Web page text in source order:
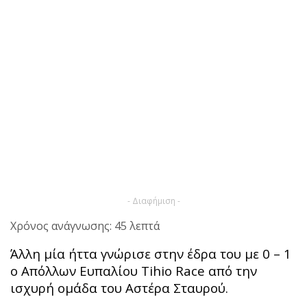
- Διαφήμιση -
Χρόνος ανάγνωσης: 45 λεπτά
Άλλη μία ήττα γνώρισε στην έδρα του με 0 – 1
ο Απόλλων Ευπαλίου Tihio Race από την
ισχυρή ομάδα του Αστέρα Σταυρού.